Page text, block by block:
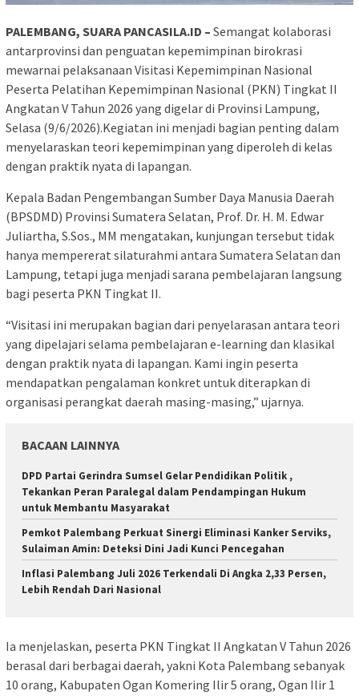
PALEMBANG, SUARA PANCASILA.ID – Semangat kolaborasi
antarprovinsi dan penguatan kepemimpinan birokrasi
mewarnai pelaksanaan Visitasi Kepemimpinan Nasional
Peserta Pelatihan Kepemimpinan Nasional (PKN) Tingkat II
Angkatan V Tahun 2026 yang digelar di Provinsi Lampung,
Selasa (9/6/2026).Kegiatan ini menjadi bagian penting dalam
menyelaraskan teori kepemimpinan yang diperoleh di kelas
dengan praktik nyata di lapangan.
Kepala Badan Pengembangan Sumber Daya Manusia Daerah
(BPSDMD) Provinsi Sumatera Selatan, Prof. Dr. H. M. Edwar
Juliartha, S.Sos., MM mengatakan, kunjungan tersebut tidak
hanya mempererat silaturahmi antara Sumatera Selatan dan
Lampung, tetapi juga menjadi sarana pembelajaran langsung
bagi peserta PKN Tingkat II.
“Visitasi ini merupakan bagian dari penyelarasan antara teori
yang dipelajari selama pembelajaran e-learning dan klasikal
dengan praktik nyata di lapangan. Kami ingin peserta
mendapatkan pengalaman konkret untuk diterapkan di
organisasi perangkat daerah masing-masing,” ujarnya.
BACAAN LAINNYA
DPD Partai Gerindra Sumsel Gelar Pendidikan Politik ,
Tekankan Peran Paralegal dalam Pendampingan Hukum
untuk Membantu Masyarakat
Pemkot Palembang Perkuat Sinergi Eliminasi Kanker Serviks,
Sulaiman Amin: Deteksi Dini Jadi Kunci Pencegahan
Inflasi Palembang Juli 2026 Terkendali Di Angka 2,33 Persen,
Lebih Rendah Dari Nasional
Ia menjelaskan, peserta PKN Tingkat II Angkatan V Tahun 2026
berasal dari berbagai daerah, yakni Kota Palembang sebanyak
10 orang, Kabupaten Ogan Komering Ilir 5 orang, Ogan Ilir 1